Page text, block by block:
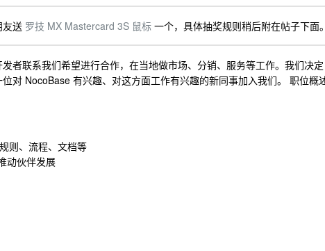
友送 罗技 MX Mastercard 3S 鼠标 一个，具体抽奖规则稍后附在帖子下面
者联系我们希望进行合作，在当地做市场、分销、服务等工作。我们决定
对 NocoBase 有兴趣、对这方面工作有兴趣的新同事加入我们。 职位概
则、流程、文档等
动伙伴发展